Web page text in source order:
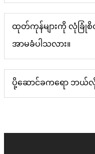
ထုတ်ကုန်များကို လုံခြုံစိတ်
အာမခံပါသလား။
ပို့ဆောင်ခကရော ဘယ်